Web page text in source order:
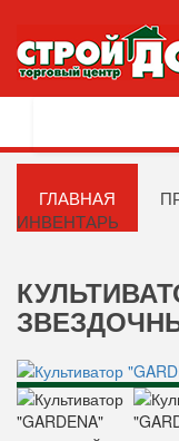
ГЛАВНАЯ
ИНВЕНТАРЬ